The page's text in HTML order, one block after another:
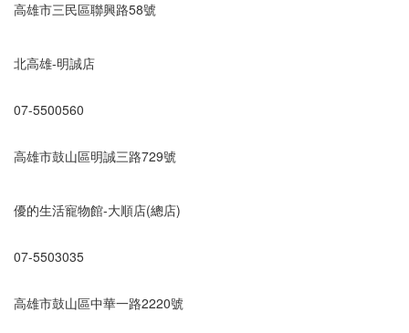
高雄市三民區聯興路58號
北高雄-明誠店
07-5500560
高雄市鼓山區明誠三路729號
優的生活寵物館-大順店(總店)
07-5503035
高雄市鼓山區中華一路2220號